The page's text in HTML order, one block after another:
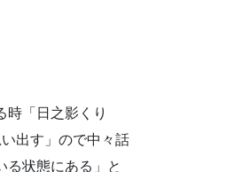
時「日之影くり
出す」ので中々話
る状態にある」と